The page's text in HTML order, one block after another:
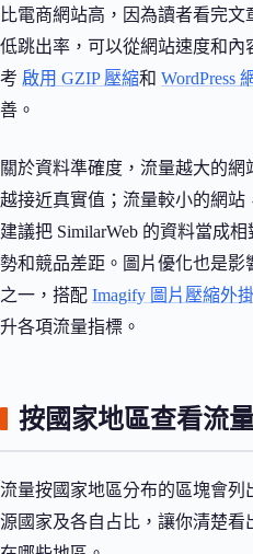
比電商網站高，因為讀者看完
低跳出率，可以從網站速度和內
考 啟用 GZIP 壓縮和 WordPress
善。
關於資料準確度，流量越大的網
越接近真實值；流量較小的網站
建議把 SimilarWeb 的資料當成
勢和競品差距。圖片優化也是影
之一，搭配 Imagify 圖片壓縮外
升各項流量指標。
按國家地區查看流
流量按國家地區分布的區塊會列
源國家及各自占比，讓你清楚看